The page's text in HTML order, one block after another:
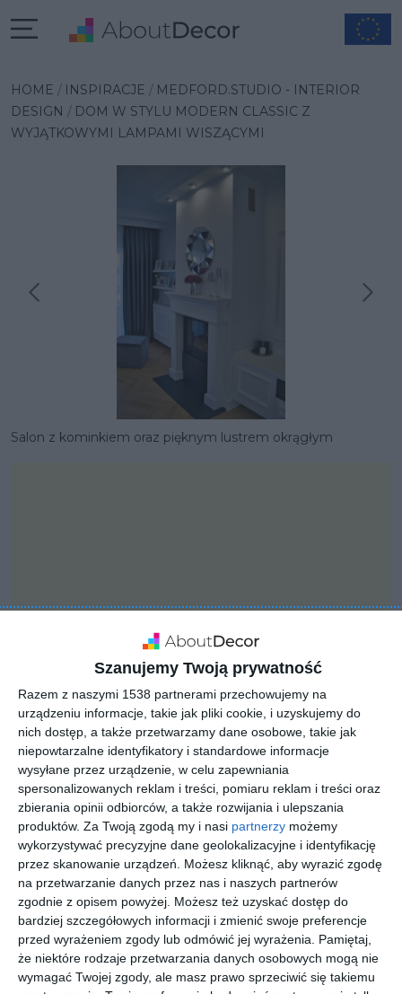
Szanujemy Twoją prywatność
Razem z naszymi 1538 partnerami przechowujemy na
urządzeniu informacje, takie jak pliki cookie, i uzyskujemy do
nich dostęp, a także przetwarzamy dane osobowe, takie jak
niepowtarzalne identyfikatory i standardowe informacje
wysyłane przez urządzenie, w celu zapewniania
spersonalizowanych reklam i treści, pomiaru reklam i treści oraz
zbierania opinii odbiorców, a także rozwijania i ulepszania
produktów. Za Twoją zgodą my i nasi partnerzy możemy
wykorzystywać precyzyjne dane geolokalizacyjne i identyfikację
przez skanowanie urządzeń. Możesz kliknąć, aby wyrazić zgodę
na przetwarzanie danych przez nas i naszych partnerów
zgodnie z opisem powyżej. Możesz też uzyskać dostęp do
bardziej szczegółowych informacji i zmienić swoje preferencje
przed wyrażeniem zgody lub odmówić jej wyrażenia.
Pamiętaj,
że niektóre rodzaje przetwarzania danych osobowych mogą nie
wymagać Twojej zgody, ale masz prawo sprzeciwić się takiemu
HOME INSPIRACJE
MEDFORD.STUDIO - INTERIOR
DESIGN
DOM W STYLU MODERN CLASSIC Z
WYJĄTKOWYMI LAMPAMI WISZĄCYMI
Poprzednia inspiracja
Następna inspiracja
Salon z kominkiem oraz pięknym lustrem okrągłym
PROJEKT
Dom w stylu modern
classic z wyjątkowymi
lampami wiszącymi
Aranżacja domu w stylu modern classic z wyjątkowymi
lampami wiszącymi.
POKAŻ WIĘCEJ
AUTOR:Medford.studio - interior design